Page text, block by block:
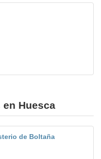
Huesca
de Boltaña